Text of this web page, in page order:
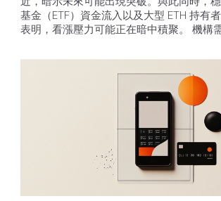
基金（ETF）資金流入以及大型 ETH 持有
表明，看漲壓力可能正在暗中積聚。 機構